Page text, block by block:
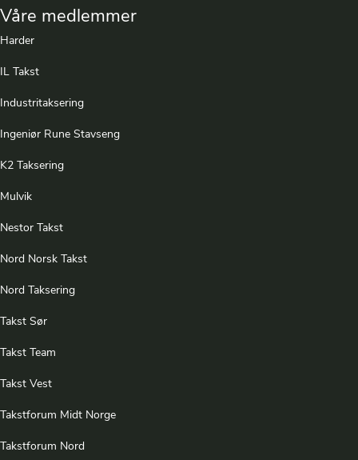
Våre medlemmer
Harder
IL Takst
Industritaksering
Ingeniør Rune Stavseng
K2 Taksering
Mulvik
Nestor Takst
Nord Norsk Takst
Nord Taksering
Takst Sør
Takst Team
Takst Vest
Takstforum Midt Norge
Takstforum Nord